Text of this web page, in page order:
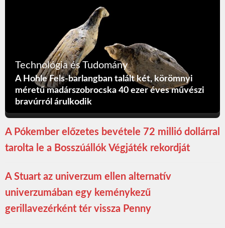
Technológia és Tudomány
A Hohle Fels-barlangban talált két, körömnyi
méretű madárszobrocska 40 ezer éves művészi
bravúrról árulkodik
A Pókember előzetes bevétele 72 millió dollárral
tarolta le a Bosszúállók Végjáték rekordját
A Stuart az univerzum ellen alternatív
univerzumában egy keménykezű
gerillavezérként tér vissza Penny